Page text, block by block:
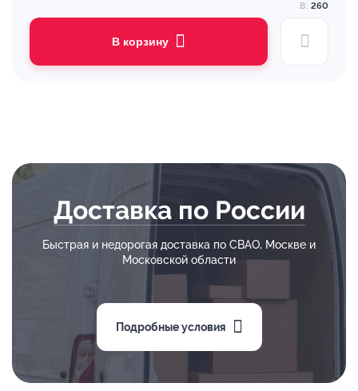
В: 260
В корзину
Доставка по России
Быстрая и недорогая доставка по СВАО, Москве и
Московской области
Подробные условия